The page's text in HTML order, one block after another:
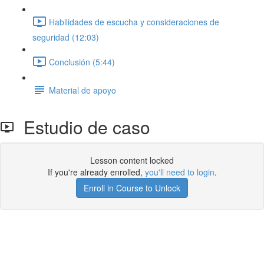
Habilidades de escucha y consideraciones de
seguridad (12:03)
Conclusión (5:44)
Material de apoyo
Estudio de caso
Lesson content locked
If you're already enrolled, you'll need to login.
Enroll in Course to Unlock